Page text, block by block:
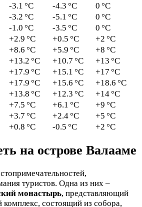
-3.1 °C -4.3 °C
0 °C
-3.2 °C -5.1 °C
0 °C
-1.0 °C -3.5 °C
0 °C
+2.9 °C +0.5 °C
+2 °C
+8.6 °C +5.9 °C
+8 °C
+13.2 °C +10.7 °C
+13 °C
+17.9 °C +15.1 °C
+17 °C
+17.9 °C +15.6 °C
+18.6 °C
+13.8 °C +12.3 °C
+14 °C
+7.5 °C +6.1 °C
+9 °C
+3.7 °C +2.4 °C
+5 °C
+0.8 °C -0.5 °C +2 °C
на острове Валааме
туристов. Одна из них –
монастырь, представляющий
комплекс, состоящий из собора,